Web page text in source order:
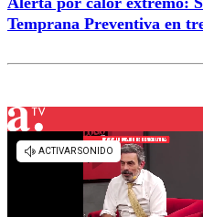
Temprana Preventiva en